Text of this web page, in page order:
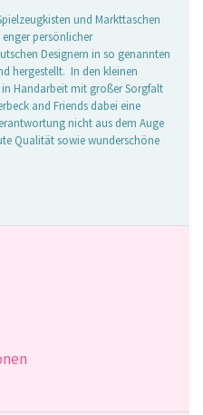
und Markttaschen
persönlicher
Designern in so genannten
hergestellt. In den kleinen
Handarbeit mit großer Sorgfalt
and Friends dabei eine
nicht aus dem Auge
Qualität sowie wunderschöne